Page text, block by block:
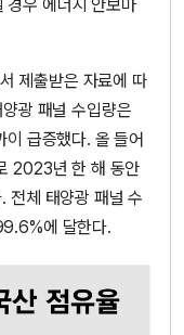
경우 에너지 안보마
제출받은 자료에 따
광 패널 수입량은
급증했다. 올 들어
2023년 한 해 동안
체 태양광 패널 수
에 달한다.